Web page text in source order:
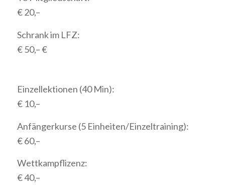
€ 20,–
Schrank im LFZ:
€ 50,– €
Einzellektionen (40 Min):
€ 10,–
Anfängerkurse (5 Einheiten/Einzeltraining):
€ 60,–
Wettkampflizenz:
€ 40,–